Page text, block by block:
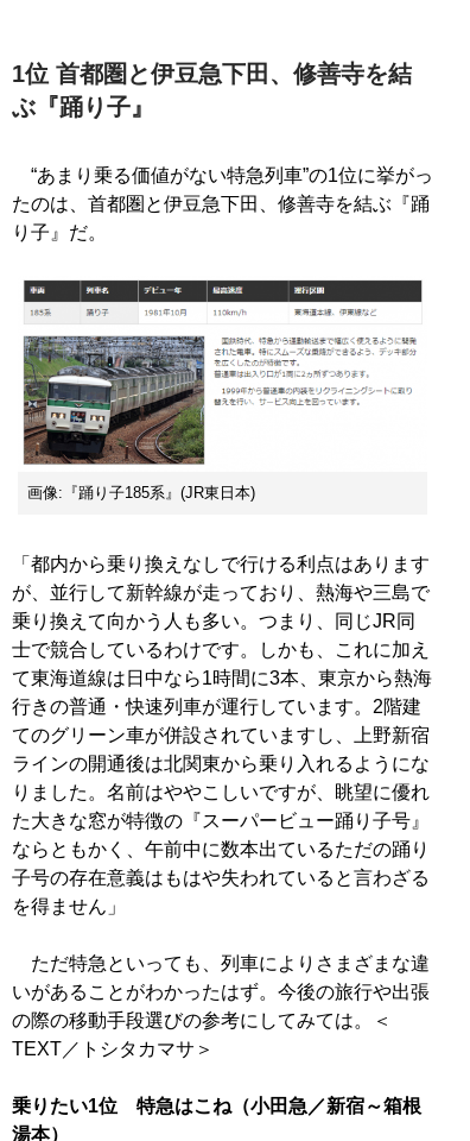
1位 首都圏と伊豆急下田、修善寺を結
ぶ『踊り子』
“あまり乗る価値がない特急列車”の1位に挙がっ
たのは、首都圏と伊豆急下田、修善寺を結ぶ『踊
り子』だ。
画像:『踊り子185系』(JR東日本)
「都内から乗り換えなしで行ける利点はあります
が、並行して新幹線が走っており、熱海や三島で
乗り換えて向かう人も多い。つまり、同じJR同
士で競合しているわけです。しかも、これに加え
て東海道線は日中なら1時間に3本、東京から熱海
行きの普通・快速列車が運行しています。2階建
てのグリーン車が併設されていますし、上野新宿
ラインの開通後は北関東から乗り入れるようにな
りました。名前はややこしいですが、眺望に優れ
た大きな窓が特徴の『スーパービュー踊り子号』
ならともかく、午前中に数本出ているただの踊り
子号の存在意義はもはや失われていると言わざる
を得ません」
ただ特急といっても、列車によりさまざまな違
いがあることがわかったはず。今後の旅行や出張
の際の移動手段選びの参考にしてみては。＜
TEXT／トシタカマサ＞
乗りたい1位 特急はこね（小田急／新宿～箱根
湯本）